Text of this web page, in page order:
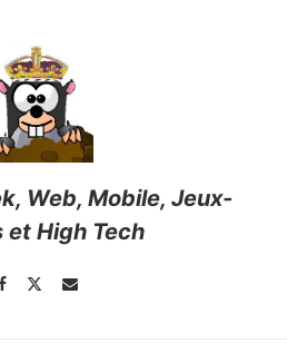
Web, Mobile, Jeux-
et High Tech